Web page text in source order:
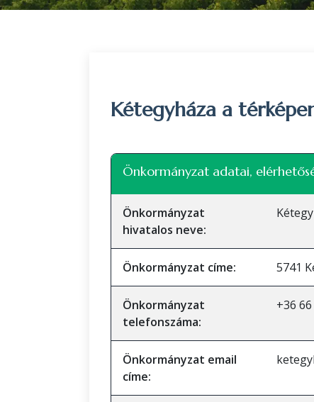
Kétegyháza a
+
Önkormányzat adatai,
Önkormányzat
hivatalos neve:
Önkormányzat címe: 5741
Önkormányzat
telefonszáma:
+36
Önkormányzat email
címe: